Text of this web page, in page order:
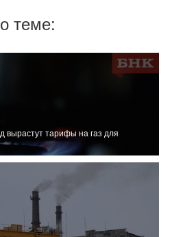
теме:
вырастут тарифы на газ для